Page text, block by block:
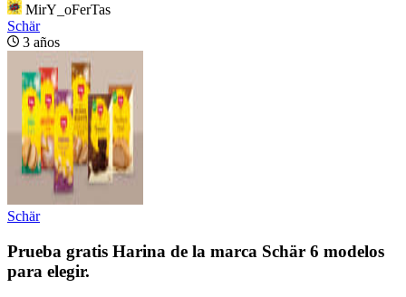
MirY_oFerTas
Schär
3 años
Schär
Prueba gratis Harina de la marca Schär 6 modelos
para elegir.